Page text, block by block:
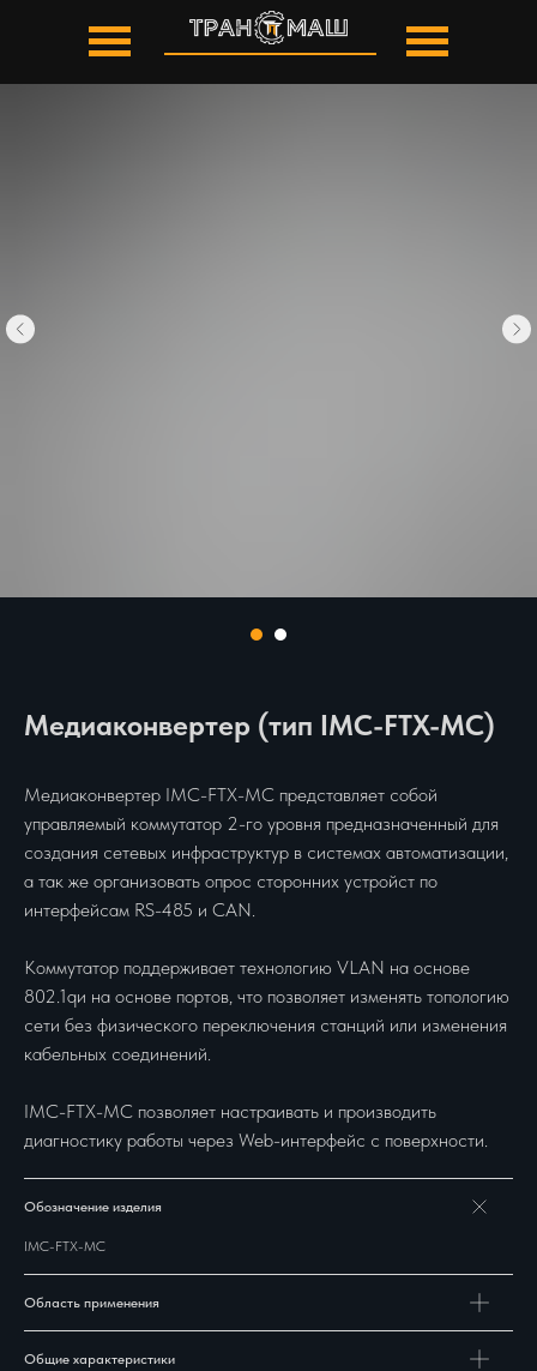
Медиаконвертер (тип IMC-FTX-MC)
Медиаконвертер IMC-FTX-MC представляет собой
управляемый коммутатор 2-го уровня предназначенный для
создания сетевых инфраструктур в системах автоматизации,
а так же организовать опрос сторонних устройст по
интерфейсам RS-485 и CAN.
Коммутатор поддерживает технологию VLAN на основе
802.1qи на основе портов, что позволяет изменять топологию
сети без физического переключения станций или изменения
кабельных соединений.
IMC-FTX-MC позволяет настраивать и производить
диагностику работы через Web-интерфейс с поверхности.
Обозначение изделия
IMC-FTX-MC
Область применения
Общие характеристики